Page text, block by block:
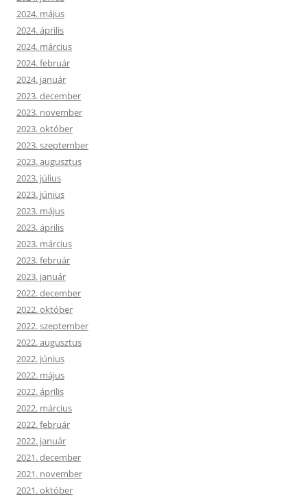
2024. május
2024. április
2024. március
2024. február
2024. január
2023. december
2023. november
2023. október
2023. szeptember
2023. augusztus
2023. július
2023. június
2023. május
2023. április
2023. március
2023. február
2023. január
2022. december
2022. október
2022. szeptember
2022. augusztus
2022. június
2022. május
2022. április
2022. március
2022. február
2022. január
2021. december
2021. november
2021. október